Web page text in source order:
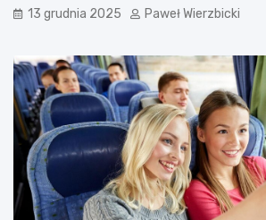
13 grudnia 2025 Paweł Wierzbicki